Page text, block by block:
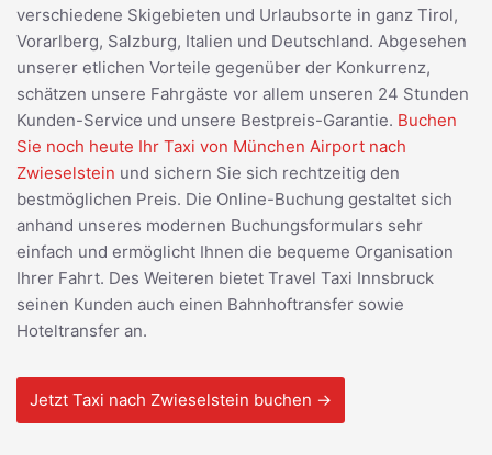
verschiedene Skigebieten und Urlaubsorte in ganz Tirol,
Vorarlberg, Salzburg, Italien und Deutschland. Abgesehen
unserer etlichen Vorteile gegenüber der Konkurrenz,
schätzen unsere Fahrgäste vor allem unseren 24 Stunden
Kunden-Service und unsere Bestpreis-Garantie. Buchen
Sie noch heute Ihr Taxi von München Airport nach
Zwieselstein und sichern Sie sich rechtzeitig den
bestmöglichen Preis. Die Online-Buchung gestaltet sich
anhand unseres modernen Buchungsformulars sehr
einfach und ermöglicht Ihnen die bequeme Organisation
Ihrer Fahrt. Des Weiteren bietet Travel Taxi Innsbruck
seinen Kunden auch einen Bahnhoftransfer sowie
Hoteltransfer an.
Jetzt Taxi nach Zwieselstein buchen →